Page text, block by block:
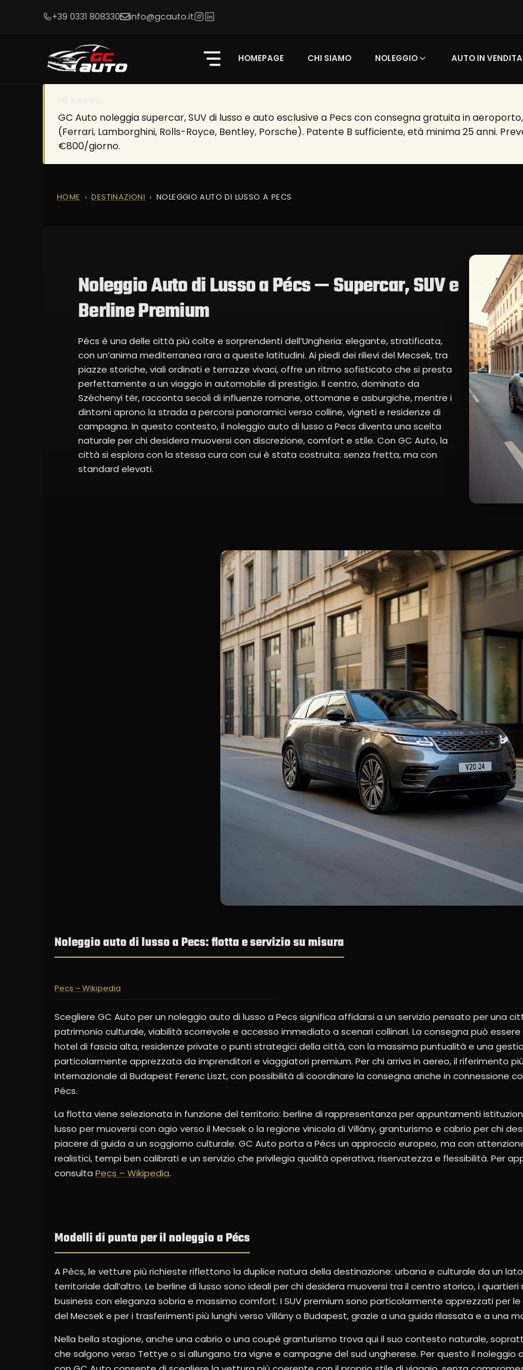
+39 0331 808330 info@gcauto.it
HOMEPAGE CHI SIAMO NOLEGGIO AUTO IN VENDITA
GC Auto noleggia supercar, SUV di lusso e auto esclusive a Pecs con consegna gratuita in
(Ferrari, Lamborghini, Rolls-Royce, Bentley, Porsche). Patente B sufficiente, età minima 25 anni.
€800/giorno.
HOME DESTINAZIONI NOLEGGIO AUTO DI LUSSO A PECS
Noleggio Auto di Lusso a Pécs — Supercar, SUV e
Berline Premium
Pécs è una delle città più colte e sorprendenti dell’Ungheria: elegante, stratificata,
con un’anima mediterranea rara a queste latitudini. Ai piedi dei rilievi del Mecsek, tra
piazze storiche, viali ordinati e terrazze vivaci, offre un ritmo sofisticato che si presta
perfettamente a un viaggio in automobile di prestigio. Il centro, dominato da
Széchenyi tér, racconta secoli di influenze romane, ottomane e asburgiche, mentre i
dintorni aprono la strada a percorsi panoramici verso colline, vigneti e residenze di
campagna. In questo contesto, il noleggio auto di lusso a Pecs diventa una scelta
naturale per chi desidera muoversi con discrezione, comfort e stile. Con GC Auto, la
città si esplora con la stessa cura con cui è stata costruita: senza fretta, ma con
standard elevati.
Noleggio auto di lusso a Pecs: flotta e servizio su misura
Pecs – Wikipedia
Scegliere GC Auto per un noleggio auto di lusso a Pecs significa affidarsi a un servizio pensato per una
patrimonio culturale, viabilità scorrevole e accesso immediato a scenari collinari. La consegna può
hotel di fascia alta, residenze private o punti strategici della città, con la massima puntualità e una
particolarmente apprezzata da imprenditori e viaggiatori premium. Per chi arriva in aereo, il riferimento
Internazionale di Budapest Ferenc Liszt, con possibilità di coordinare la consegna anche in connessione
Pécs.
La flotta viene selezionata in funzione del territorio: berline di rappresentanza per appuntamenti
lusso per muoversi con agio verso il Mecsek o la regione vinicola di Villány, granturismo e cabrio per chi
piacere di guida a un soggiorno culturale. GC Auto porta a Pécs un approccio europeo, ma con
realistici, tempi ben calibrati e un servizio che privilegia qualità operativa, riservatezza e flessibilità. Per
consulta Pecs – Wikipedia.
Modelli di punta per il noleggio a Pécs
A Pécs, le vetture più richieste riflettono la duplice natura della destinazione: urbana e culturale da un
territoriale dall’altro. Le berline di lusso sono ideali per chi desidera muoversi tra il centro storico, i quartieri
business con eleganza sobria e massimo comfort. I SUV premium sono particolarmente apprezzati per le
del Mecsek e per i trasferimenti più lunghi verso Villány o Budapest, grazie a una guida rilassata e a una
Nella bella stagione, anche una cabrio o una coupé granturismo trova qui il suo contesto naturale,
che salgono verso Tettye o si allungano tra vigne e campagne del sud ungherese. Per questo il noleggio